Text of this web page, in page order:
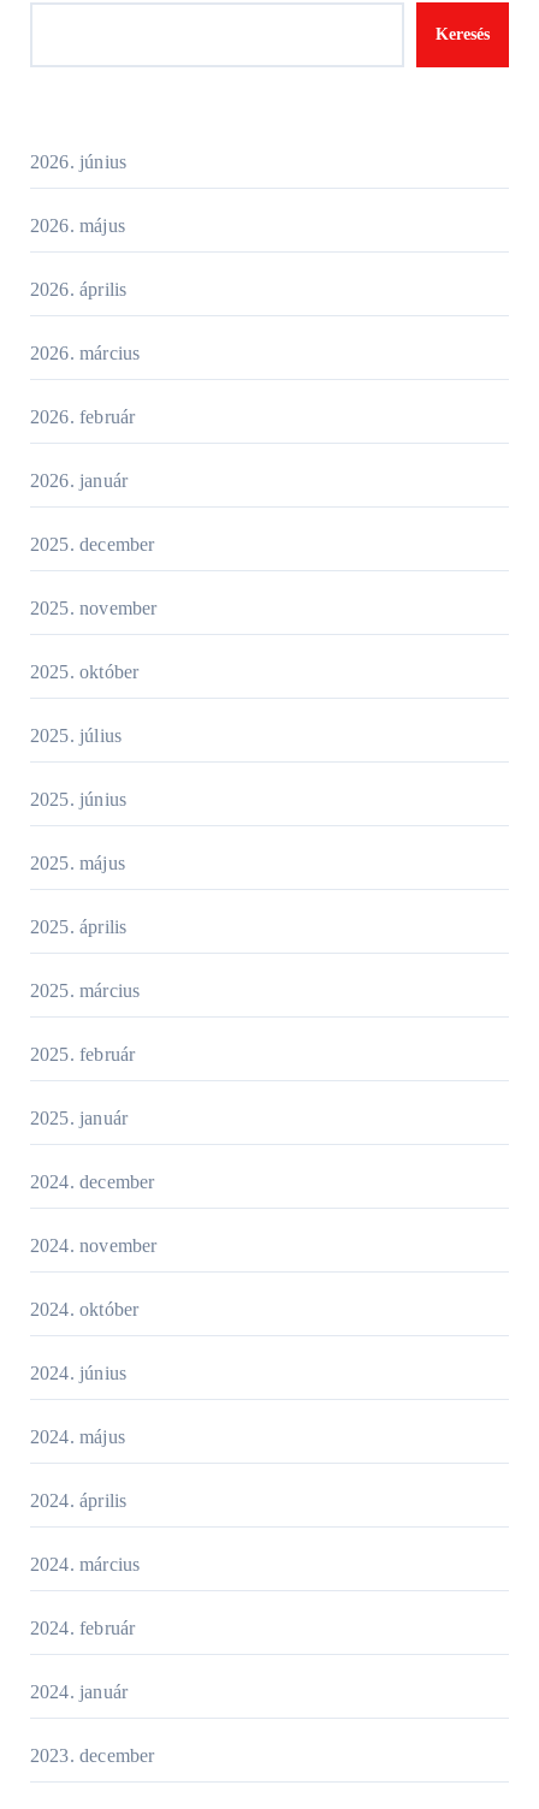
Keresés
2026. június
2026. május
2026. április
2026. március
2026. február
2026. január
2025. december
2025. november
2025. október
2025. július
2025. június
2025. május
2025. április
2025. március
2025. február
2025. január
2024. december
2024. november
2024. október
2024. június
2024. május
2024. április
2024. március
2024. február
2024. január
2023. december